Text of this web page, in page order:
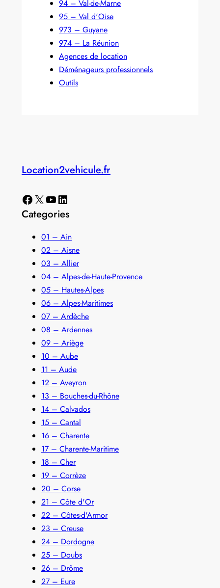
94 – Val-de-Marne
95 – Val d'Oise
973 – Guyane
974 – La Réunion
Agences de location
Déménageurs professionnels
Outils
Location2vehicule.fr
Facebook X YouTube LinkedIn
Categories
01 – Ain
02 – Aisne
03 – Allier
04 – Alpes-de-Haute-Provence
05 – Hautes-Alpes
06 – Alpes-Maritimes
07 – Ardèche
08 – Ardennes
09 – Ariège
10 – Aube
11 – Aude
12 – Aveyron
13 – Bouches-du-Rhône
14 – Calvados
15 – Cantal
16 – Charente
17 – Charente-Maritime
18 – Cher
19 – Corrèze
20 – Corse
21 – Côte d'Or
22 – Côtes-d'Armor
23 – Creuse
24 – Dordogne
25 – Doubs
26 – Drôme
27 – Eure